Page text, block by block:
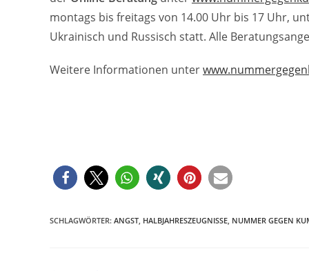
montags bis freitags von 14.00 Uhr bis 17 Uhr,
Ukrainisch und Russisch statt. Alle
Weitere Informationen unter
SCHLAGWÖRTER: ANGST HALBJAHRESZEUGNISSE NUMMER GEGEN